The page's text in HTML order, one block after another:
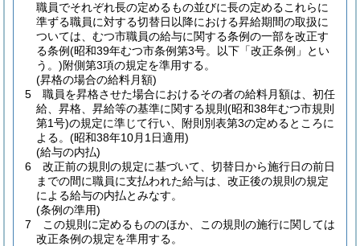
職員でそれぞれ長の定めるもの並びに長の定めるこれらに
準ずる職員に対する切替日以降における昇給期間の取扱に
ついては、むつ市職員の給与に関する条例の一部を改正す
る条例(昭和39年むつ市条例第3号。以下「改正条例」とい
う。)附側第3項の規定を準用する。
(昇格の場合の給料月額)
5
職員を昇格させた場合におけるその者の給料月額は、初任
給、昇格、昇給等の基準に関する規則 (昭和38年むつ市規則
第1号)の規定に準じて行い、附則別表第3の定めるところに
よる。 (昭和38年10月1日適用)
(給与の内払)
6
改正前の規則の規定に基づいて、切替日から施行日の前日
までの間に職員に支払われた給与は、改正後の規則の規定
による給与の内払とみなす。
(条例の準用)
7
この規則に定めるもののほか、この規則の施行に関しては
改正条例の規定を準用する。